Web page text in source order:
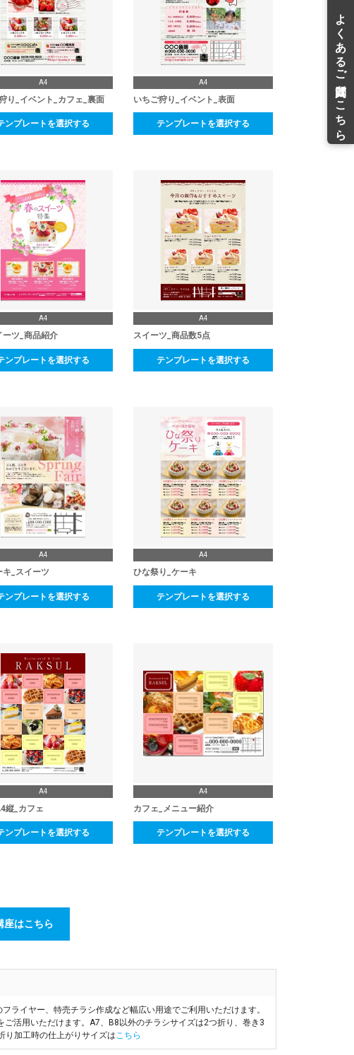
A4
り_イベント_カフェ_裏面
ンプレートを選択する
A4
いちご狩り_イベント_表面
テンプレートを選択する
A4
ーツ_商品紹介
ンプレートを選択する
A4
スイーツ_商品数5点
テンプレートを選択する
A4
キ_スイーツ
ンプレートを選択する
A4
ひな祭り_ケーキ
テンプレートを選択する
A4
縦_カフェ
ンプレートを選択する
A4
カフェ_メニュー紹介
テンプレートを選択する
座はこちら
ライヤー、特売チラシ作成など幅広い用途でご利用いただけます。
活用いただけます。A7、B8以外のチラシサイズは2つ折り、巻き3
り加工時の仕上がりサイズはこちら